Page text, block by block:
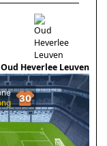
Oud Heverlee Leuven